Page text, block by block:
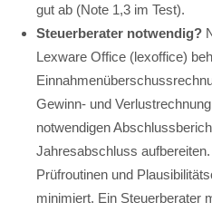
gut ab (Note 1,3 im Test).
Steuerberater notwendig?
Lexware Office (lexoffice)
Gewinn- und
notwendigen
Jahresabschluss
Prüfroutinen und
minimiert. Ein Steuerberater